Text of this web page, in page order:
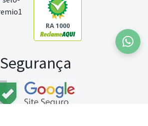
RA 1000
Segurança